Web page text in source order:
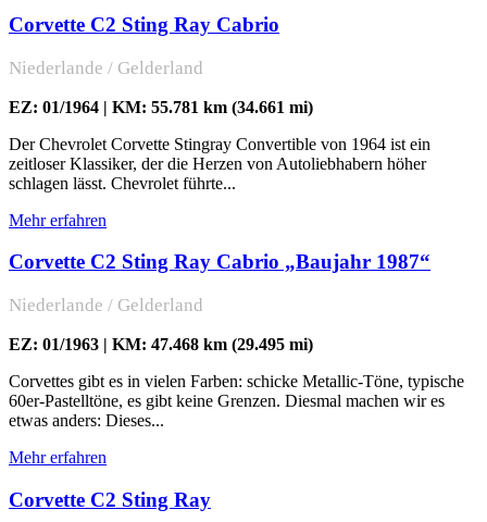
Corvette C2 Sting Ray Cabrio
Niederlande / Gelderland
EZ: 01/1964 | KM: 55.781 km (34.661 mi)
Der Chevrolet Corvette Stingray Convertible von 1964 ist ein
zeitloser Klassiker, der die Herzen von Autoliebhabern höher
schlagen lässt. Chevrolet führte...
Mehr erfahren
Corvette C2 Sting Ray Cabrio „Baujahr 1987“
Niederlande / Gelderland
EZ: 01/1963 | KM: 47.468 km (29.495 mi)
Corvettes gibt es in vielen Farben: schicke Metallic-Töne, typische
60er-Pastelltöne, es gibt keine Grenzen. Diesmal machen wir es
etwas anders: Dieses...
Mehr erfahren
Corvette C2 Sting Ray